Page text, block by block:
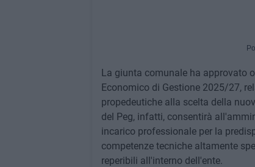
La giunta comunale ha approvato
Economico di Gestione 2025/27,
propedeutiche alla scelta della
del Peg, infatti, consentirà
incarico professionale per la
competenze tecniche altamente
reperibili all'interno dell'ente.